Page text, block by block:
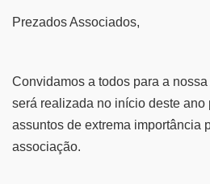
Prezados Associados,
Convidamos a todos para a
será realizada no início deste ano
assuntos de extrema importância
associação.